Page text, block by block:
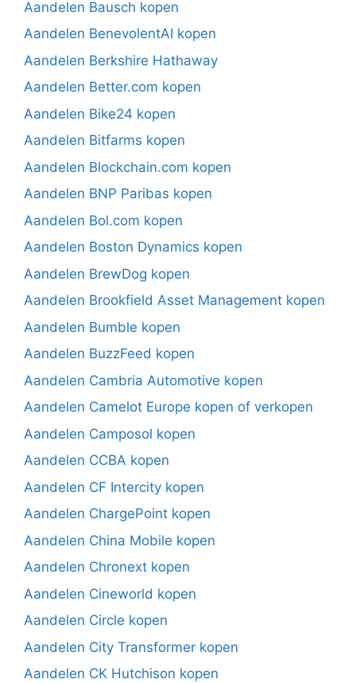
Aandelen Bausch kopen
Aandelen BenevolentAI kopen
Aandelen Berkshire Hathaway
Aandelen Better.com kopen
Aandelen Bike24 kopen
Aandelen Bitfarms kopen
Aandelen Blockchain.com kopen
Aandelen BNP Paribas kopen
Aandelen Bol.com kopen
Aandelen Boston Dynamics kopen
Aandelen BrewDog kopen
Aandelen Brookfield Asset Management kopen
Aandelen Bumble kopen
Aandelen BuzzFeed kopen
Aandelen Cambria Automotive kopen
Aandelen Camelot Europe kopen of verkopen
Aandelen Camposol kopen
Aandelen CCBA kopen
Aandelen CF Intercity kopen
Aandelen ChargePoint kopen
Aandelen China Mobile kopen
Aandelen Chronext kopen
Aandelen Cineworld kopen
Aandelen Circle kopen
Aandelen City Transformer kopen
Aandelen CK Hutchison kopen